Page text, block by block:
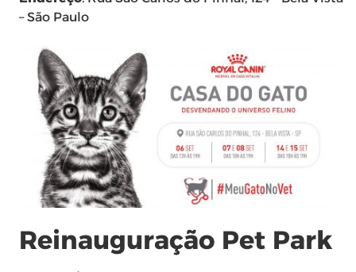
– São Paulo
Reinauguração Pet Park